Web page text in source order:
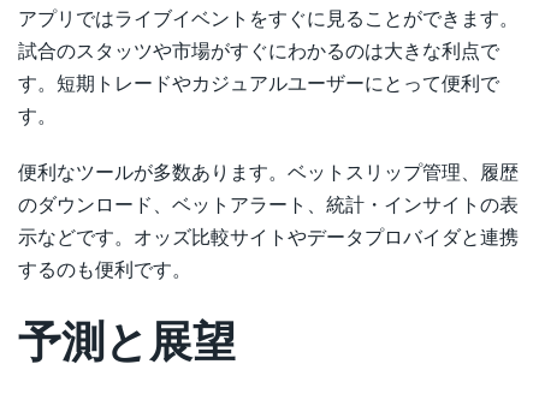
アプリではライブイベントをすぐに見ることができます。
試合のスタッツや市場がすぐにわかるのは大きな利点で
す。短期トレードやカジュアルユーザーにとって便利で
す。
便利なツールが多数あります。ベットスリップ管理、履歴
のダウンロード、ベットアラート、統計・インサイトの表
示などです。オッズ比較サイトやデータプロバイダと連携
するのも便利です。
予測と展望